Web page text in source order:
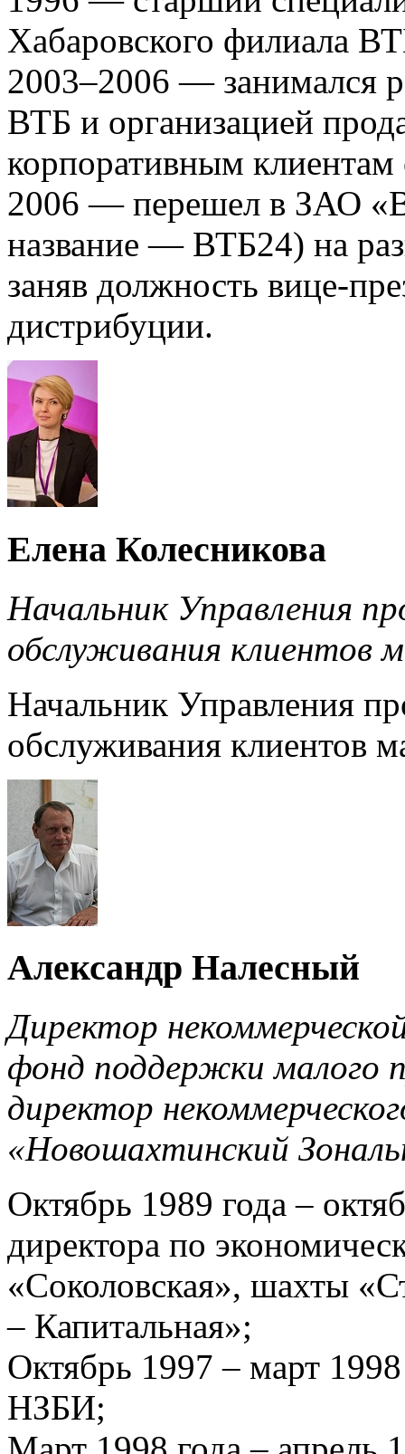
Хабаровского филиала
2003–2006 — занимался
ВТБ и организацией
корпоративным клиентам
2006 — перешел в ЗАО
название — ВТБ24) на
заняв должность вице-
дистрибуции.
Елена Колесникова
Начальник Управления
обслуживания клиентов
Начальник Управления
обслуживания клиентов
Александр Налесный
Директор
фонд поддержки малого
директор
«Новошахтинский
Октябрь 1989 года –
директора по
«Соколовская», шахты
– Капитальная»;
Октябрь 1997 – март
НЗБИ;